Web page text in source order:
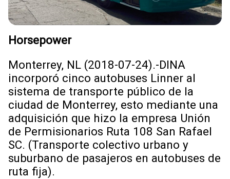
Horsepower
Monterrey, NL (2018-07-24).-DINA
incorporó cinco autobuses Linner al
sistema de transporte público de la
ciudad de Monterrey, esto mediante una
adquisición que hizo la empresa Unión
de Permisionarios Ruta 108 San Rafael
SC. (Transporte colectivo urbano y
suburbano de pasajeros en autobuses de
ruta fija).